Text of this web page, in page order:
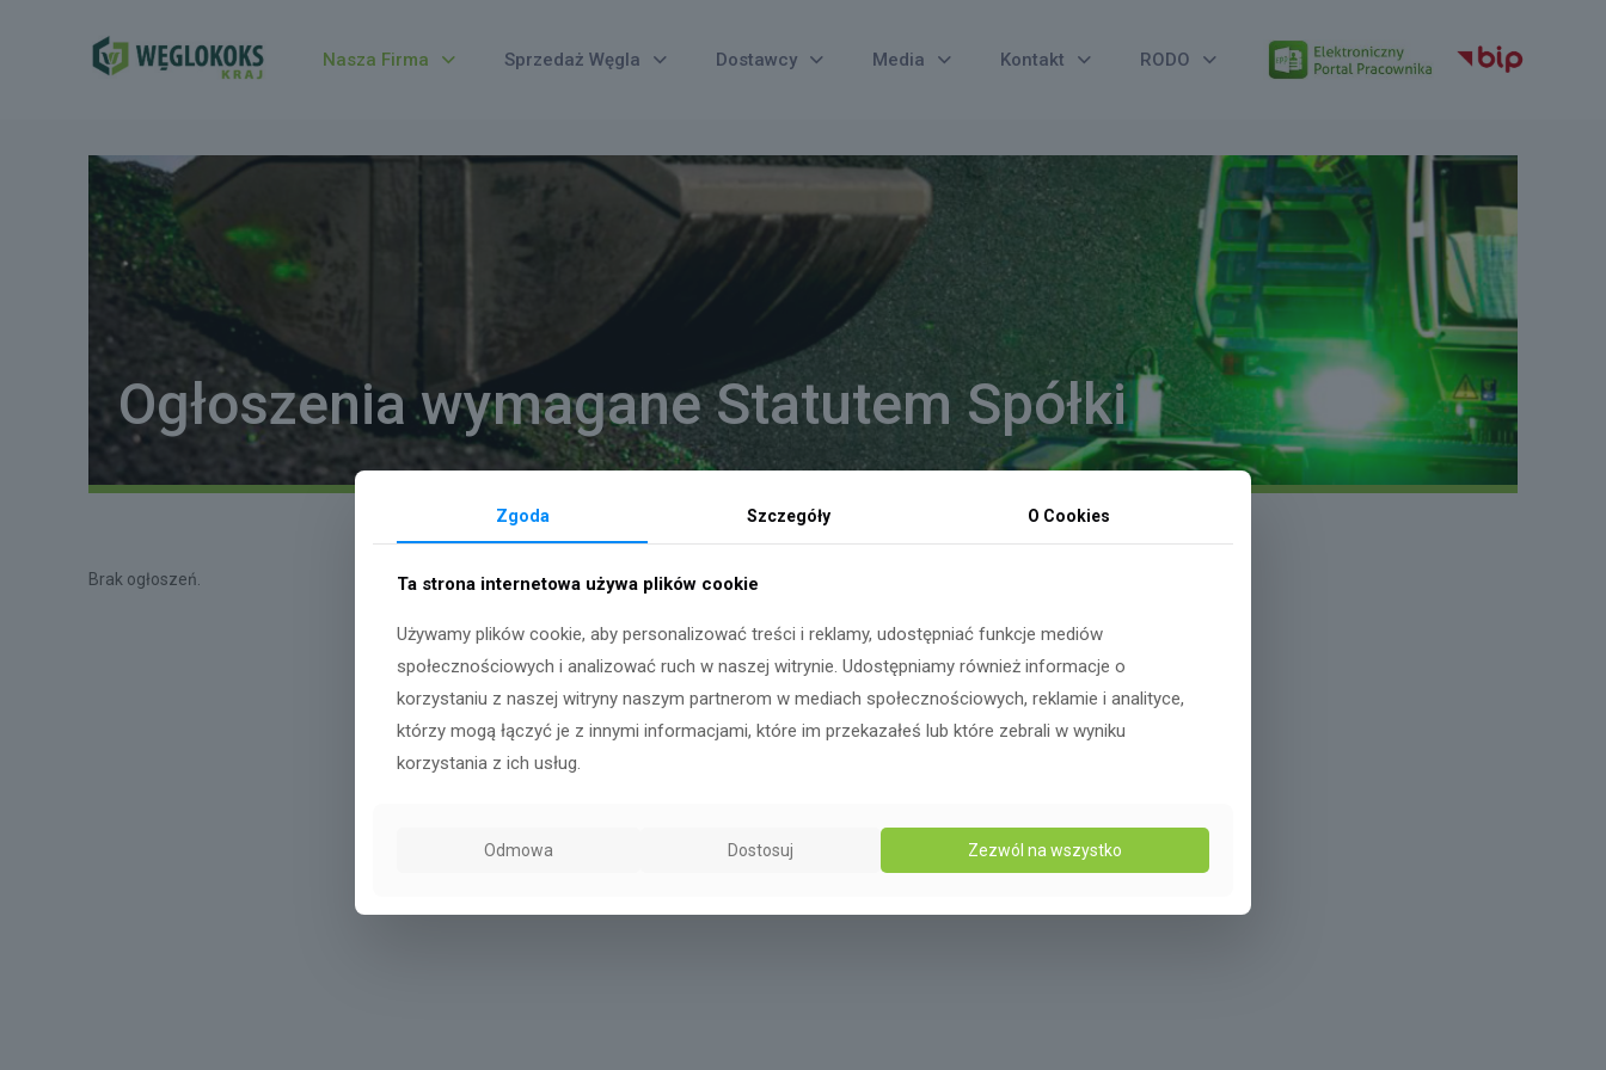
Nasza Firma Sprzedaż Węgla Dostawcy Media Kontakt RODO
Ogłoszenia wymagane Statutem Spółki
Brak ogłoszeń.
Zgoda Szczegóły O Cookies
Ta strona internetowa używa plików cookie
Używamy plików cookie, aby personalizować treści i reklamy, udostępniać funkcje mediów
społecznościowych i analizować ruch w naszej witrynie. Udostępniamy również informacje o
korzystaniu z naszej witryny naszym partnerom w mediach społecznościowych, reklamie i analityce,
którzy mogą łączyć je z innymi informacjami, które im przekazałeś lub które zebrali w wyniku
korzystania z ich usług.
Odmowa Dostosuj Zezwól na wszystko